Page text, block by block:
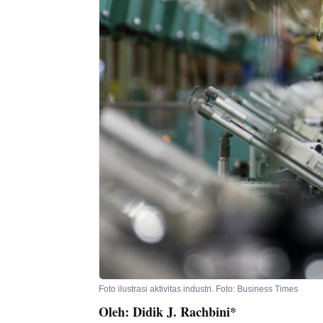
Foto ilustrasi aktivitas industri. Foto: Business Times
Oleh: Didik J. Rachbini*